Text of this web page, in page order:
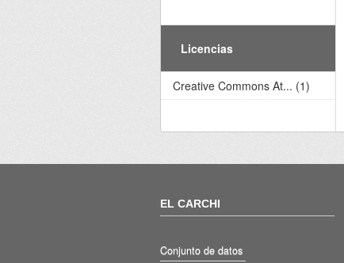
Licencias
Creative Commons At... (1)
EL CARCHI
Conjunto de datos